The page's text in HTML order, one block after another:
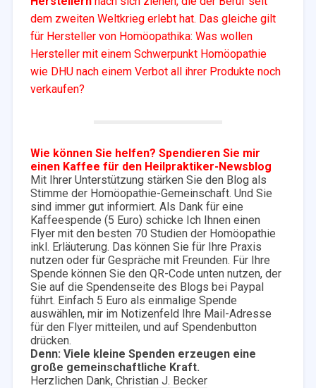
dem zweiten Weltkrieg erlebt hat. Das gleiche gilt
für Hersteller von Homöopathika: Was wollen
Hersteller mit einem Schwerpunkt Homöopathie
wie DHU nach einem Verbot all ihrer Produkte noch
verkaufen?
Wie können Sie helfen? Spendieren Sie mir
einen Kaffee für den Heilpraktiker-Newsblog
Mit Ihrer Unterstützung stärken Sie den Blog als
Stimme der Homöopathie-Gemeinschaft. Und Sie
sind immer gut informiert. Als Dank für eine
Kaffeespende (5 Euro) schicke Ich Ihnen einen
Flyer mit den besten 70 Studien der Homöopathie
inkl. Erläuterung. Das können Sie für Ihre Praxis
nutzen oder für Gespräche mit Freunden. Für Ihre
Spende können Sie den QR-Code unten nutzen, der
Sie auf die Spendenseite des Blogs bei Paypal
führt. Einfach 5 Euro als einmalige Spende
auswählen, mir im Notizenfeld Ihre Mail-Adresse
für den Flyer mitteilen, und auf Spendenbutton
drücken.
Denn: Viele kleine Spenden erzeugen eine
große gemeinschaftliche Kraft.
Herzlichen Dank, Christian J. Becker